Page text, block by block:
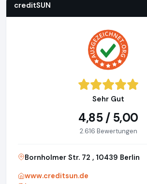
creditSUN
Sehr Gut
4,85 / 5,00
2.616 Bewertungen
Bornholmer Str. 72 , 10439 Berlin
www.creditsun.de